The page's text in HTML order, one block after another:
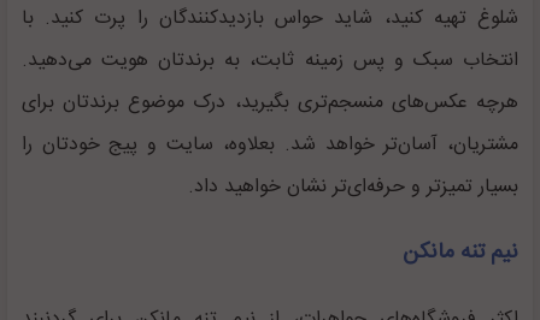
شلوغ تهیه کنید، شاید حواس بازدیدکنندگان را پرت کنید. با
انتخاب سبک و پس زمینه ثابت، به برندتان هویت می‌دهید.
هرچه عکس‌های منسجم‌تری بگیرید، درک موضوع برندتان برای
مشتریان، آسان‌تر خواهد شد. بعلاوه، سایت و پیج خودتان را
بسیار تمیزتر و حرفه‌ای‌تر نشان خواهید داد.
نیم تنه مانکن